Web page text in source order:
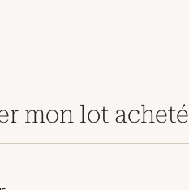
mon lot acheté